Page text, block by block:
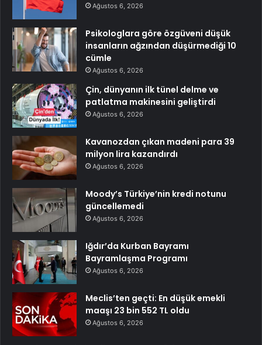
Ağustos 6, 2026
Psikologlara göre özgüveni düşük
insanların ağzından düşürmediği 10
cümle
Ağustos 6, 2026
Çin, dünyanın ilk tünel delme ve
patlatma makinesini geliştirdi
Ağustos 6, 2026
Kavanozdan çıkan madeni para 39
milyon lira kazandırdı
Ağustos 6, 2026
Moody’s Türkiye’nin kredi notunu
güncellemedi
Ağustos 6, 2026
Iğdır’da Kurban Bayramı
Bayramlaşma Programı
Ağustos 6, 2026
Meclis’ten geçti: En düşük emekli
maaşı 23 bin 552 TL oldu
Ağustos 6, 2026